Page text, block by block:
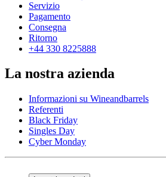
Servizio
Pagamento
Consegna
Ritorno
+44 330 8225888
La nostra azienda
Informazioni su Wineandbarrels
Referenti
Black Friday
Singles Day
Cyber Monday